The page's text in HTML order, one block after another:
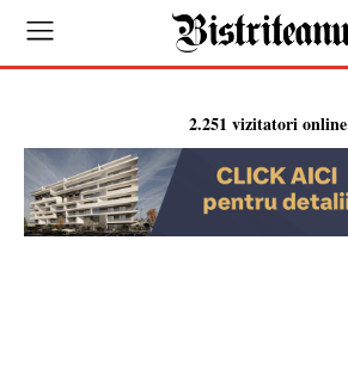
2.251 vizitatori online